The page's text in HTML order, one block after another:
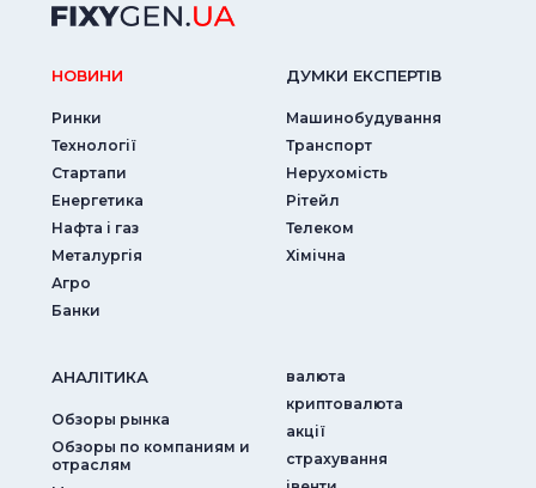
НОВИНИ
Ринки
Технології
Стартапи
Енергетика
Нафта і газ
Металургія
Агро
Банки
ДУМКИ ЕКСПЕРТIВ
Машинобудування
Транспорт
Нерухомість
Рітейл
Телеком
Хімічна
АНАЛIТИКА
Обзоры рынка
Обзоры по компаниям и
отраслям
валюта
криптовалюта
акції
страхування